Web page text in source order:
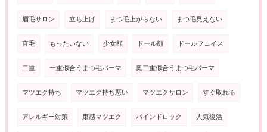
眉毛サロン 立ち上げ まつ毛上がらない まつ毛見えない
直毛 もったいない 少女顔 ドール顔 ドールフェイス
二重 一重似合うまつ毛パーマ 奥二重似合うまつ毛パーマ
マツエク持ち マツエク持ち悪い マツエクサロン すぐ取れる
アレルギー対策 束感マツエク バインドロック 人気復活